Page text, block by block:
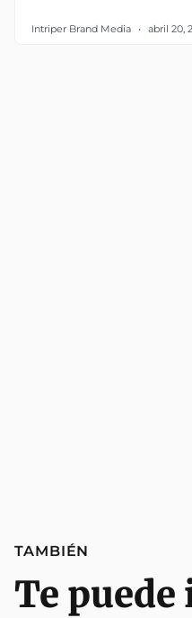
Intriper Brand Media abril 20,
TAMBIÉN
Te